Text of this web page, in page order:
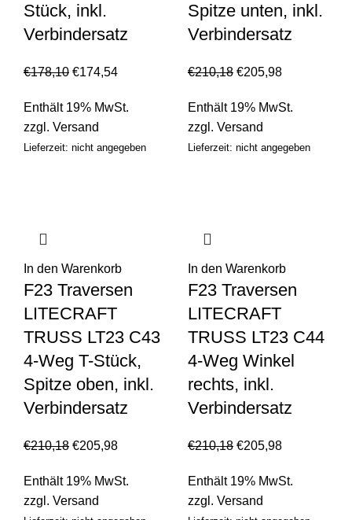
Stück, inkl.
Verbindersatz
€178,10 €174,54
Enthält 19% MwSt.
zzgl. Versand
Lieferzeit: nicht angegeben
Spitze unten, inkl.
Verbindersatz
€210,18 €205,98
Enthält 19% MwSt.
zzgl. Versand
Lieferzeit: nicht angegeben
In den Warenkorb
F23 Traversen
LITECRAFT
TRUSS LT23 C43
4-Weg T-Stück,
Spitze oben, inkl.
Verbindersatz
€210,18 €205,98
Enthält 19% MwSt.
zzgl. Versand
In den Warenkorb
F23 Traversen
LITECRAFT
TRUSS LT23 C44
4-Weg Winkel
rechts, inkl.
Verbindersatz
€210,18 €205,98
Enthält 19% MwSt.
zzgl. Versand